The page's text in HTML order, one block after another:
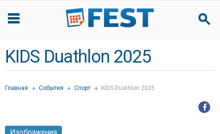
KIDS Duathlon 2025
Главная События Спорт KIDS Duathlon 2025
Изображения